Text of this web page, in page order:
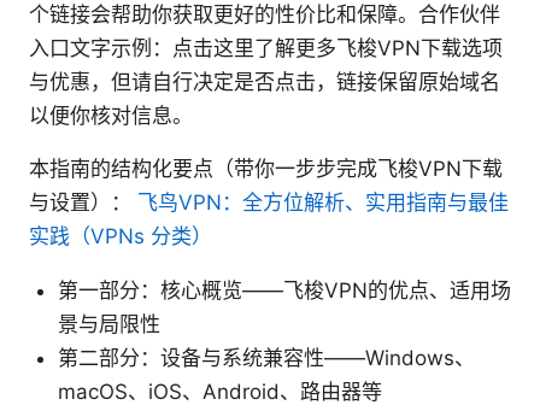
个链接会帮助你获取更好的性价比和保障。合作伙伴
入口文字示例：点击这里了解更多飞梭VPN下载选项
与优惠，但请自行决定是否点击，链接保留原始域名
以便你核对信息。
本指南的结构化要点（带你一步步完成飞梭VPN下载
与设置）： 飞鸟VPN：全方位解析、实用指南与最佳
实践（VPNs 分类）
第一部分：核心概览——飞梭VPN的优点、适用场
景与局限性
第二部分：设备与系统兼容性——Windows、
macOS、iOS、Android、路由器等